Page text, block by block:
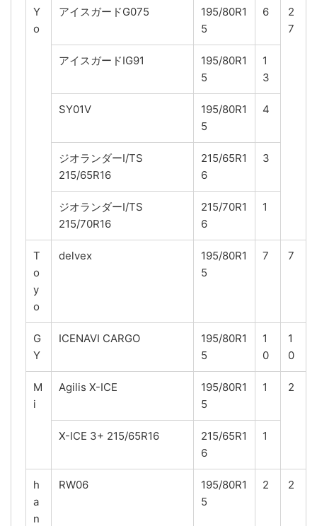
Y
o
アイスガードG075
195/80R1
5
6
2
7
アイスガードIG91
195/80R1
5
1
3
SY01V
195/80R1
5
4
ジオランダーI/TS
215/65R16
215/65R1
6
3
ジオランダーI/TS
215/70R16
215/70R1
6
1
T
o
y
o
delvex
195/80R1
5
7 7
G
Y
ICENAVI CARGO
195/80R1
5
1
0
1
0
M
i
Agilis X-ICE
195/80R1
5
1 2
X-ICE 3+ 215/65R16
215/65R1
6
1
h
a
n
RW06
195/80R1
5
2 2